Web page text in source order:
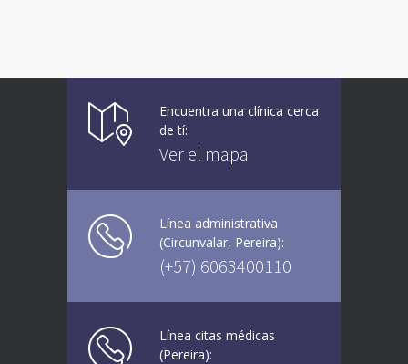
Vacúnate en Pereira (del 23 al 27
de agosto 2021) mayores de 20
21 AGOSTO, 2021
Encuentra una clínica cerca
de tí:
Ver el mapa
Línea administrativa
(Circunvalar, Pereira):
(+57) 6063400110
Línea citas médicas
(Pereira):